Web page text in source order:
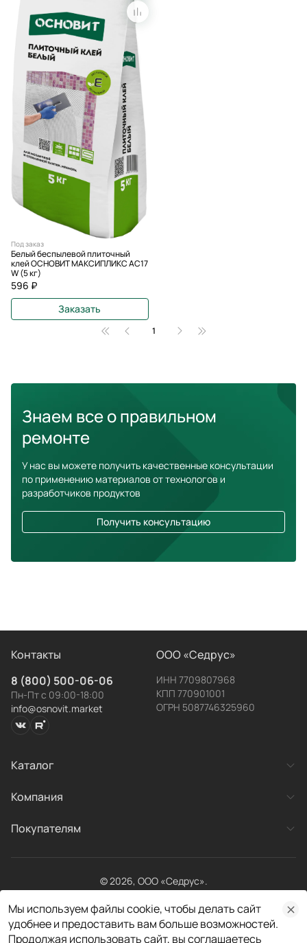
Под заказ
Белый беспылевой плиточный
клей ОСНОВИТ МАКСИПЛИКС AC17
W (5 кг)
596 ₽
Заказать
1
Знаем все о правильном
ремонте
У нас вы можете получить качественные консультации
по применению материалов от технологов и
разработчиков продуктов
Получить консультацию
Получить консультацию
Оставьте свои контактные данные. Наши менеджеры
Наш менеджер свяжется с вами в течение рабочего
Хорошо
Контакты
8 (800) 500-06-06
Пн-Пт с 09:00-18:00
info@osnovit.market
ООО «Седрус»
ИНН 7709807968
КПП 770901001
ОГРН 5087746325960
Каталог
Категории товаров
Готовые системы
Компания
О компании
Новости
Покупателям
Личный кабинет
© 2026, ООО «Седрус».
Все права защищены
Договор публичной оферты
Политика конфиденциальности
Разработано в
Мы используем файлы cookie, чтобы делать сайт
удобнее и предоставить вам больше возможностей.
Продолжая использовать сайт, вы соглашаетесь